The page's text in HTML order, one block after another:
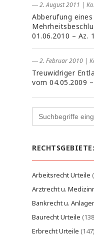
― 2. August 2011 |
Abberufung
01.06.2010 – Az.
― 2. Februar 2010 |
Treuwidriger
vom 04.05.2009
Search
for:
RECHTSGEBIETE:
Arbeitsrecht Urteile
Arztrecht u.
Bankrecht u.
Baurecht Urteile
Erbrecht Urteile (147)